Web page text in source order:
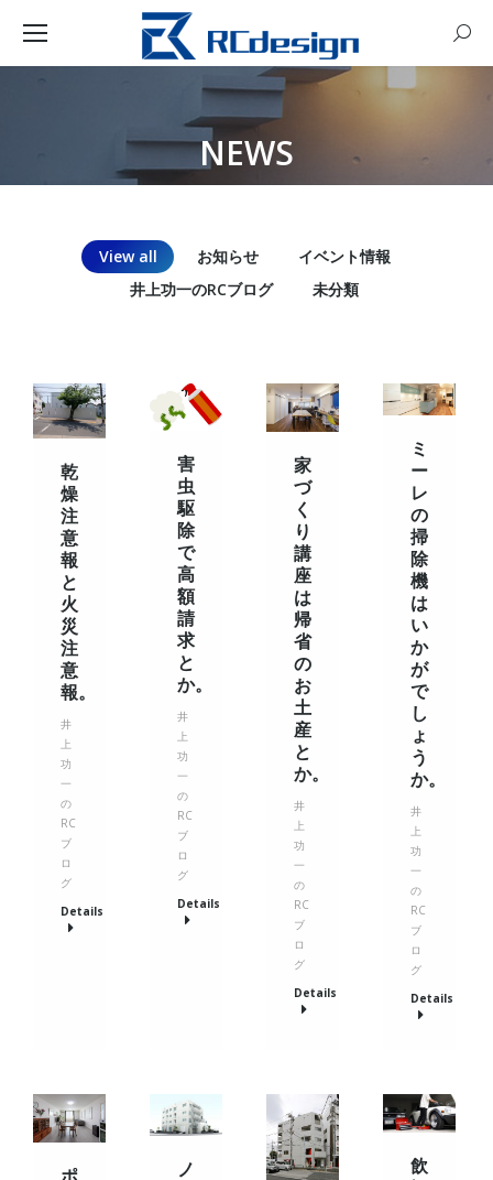
NEWS
You are here:
View all お知らせ
イベント情報
井上功一のRCブログ
未分類
乾
燥
注
意
報
と
火
災
注
意
報。
井
上
功
一
の
RC
ブ
ロ
グ
Details
害
虫
駆
除
で
高
額
請
求
と
か。
井
上
功
一
の
RC
ブ
ロ
グ
Details
家
づ
く
り
講
座
は
帰
省
の
お
土
産
と
か。
井
上
功
一
の
RC
ブ
ロ
グ
Details
ミ
ー
レ
の
掃
除
機
は
い
か
が
で
し
ょ
う
か。
井
上
功
一
の
RC
ブ
ロ
グ
Details
ノ
飲